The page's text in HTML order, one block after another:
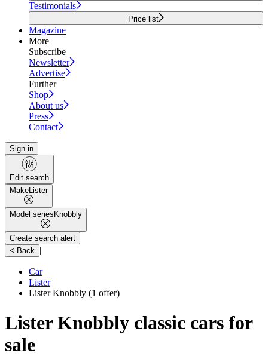
Testimonials
Price list
Magazine
More
Subscribe
Newsletter
Advertise
Further
Shop
About us
Press
Contact
Sign in
Edit search
MakeLister
Model series Knobbly
Create search alert
< Back |
Car
Lister
Lister Knobbly (1 offer)
Lister Knobbly classic cars for
sale